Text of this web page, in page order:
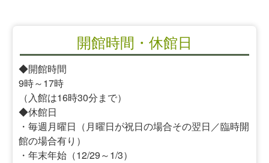
開館時間・休館日
◆開館時間
9時～17時
（入館は16時30分まで）
◆休館日
・毎週月曜日（月曜日が祝日の場合その翌日／臨時開
館の場合有り）
・年末年始（12/29～1/3）